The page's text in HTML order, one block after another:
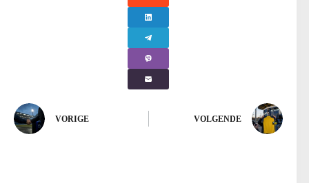
VORIGE VOLGENDE